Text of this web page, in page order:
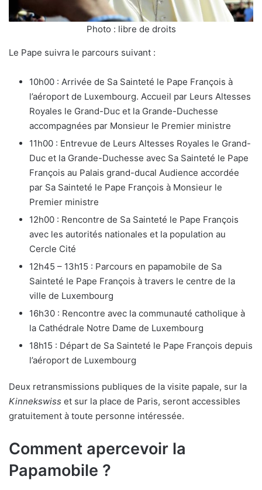
Photo : libre de droits
Le Pape suivra le parcours suivant :
10h00 : Arrivée de Sa Sainteté le Pape François à
l’aéroport de Luxembourg. Accueil par Leurs Altesses
Royales le Grand-Duc et la Grande-Duchesse
accompagnées par Monsieur le Premier ministre
11h00 : Entrevue de Leurs Altesses Royales le Grand-
Duc et la Grande-Duchesse avec Sa Sainteté le Pape
François au Palais grand-ducal Audience accordée
par Sa Sainteté le Pape François à Monsieur le
Premier ministre
12h00 : Rencontre de Sa Sainteté le Pape François
avec les autorités nationales et la population au
Cercle Cité
12h45 – 13h15 : Parcours en papamobile de Sa
Sainteté le Pape François à travers le centre de la
ville de Luxembourg
16h30 : Rencontre avec la communauté catholique à
la Cathédrale Notre Dame de Luxembourg
18h15 : Départ de Sa Sainteté le Pape François depuis
l’aéroport de Luxembourg
Deux retransmissions publiques de la visite papale, sur la
Kinnekswiss et sur la place de Paris, seront accessibles
gratuitement à toute personne intéressée.
Comment apercevoir la
Papamobile ?